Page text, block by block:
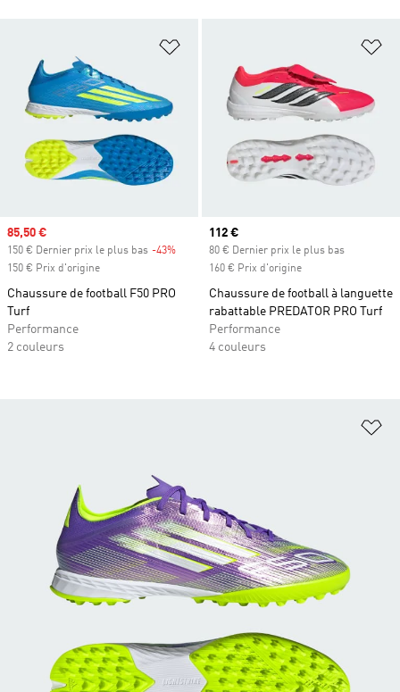
Ajouter à la Liste de produits
Prix soldé
85,50 €
150 € Dernier prix le plus bas -43%
150 € Prix d'origine
Chaussure de football F50 PRO
Turf
Performance
2 couleurs
Prix actuel
112 €
80 € Dernier prix le plus bas
160 € Prix d'origine
Chaussure de football à languette
rabattable PREDATOR PRO Turf
Performance
4 couleurs